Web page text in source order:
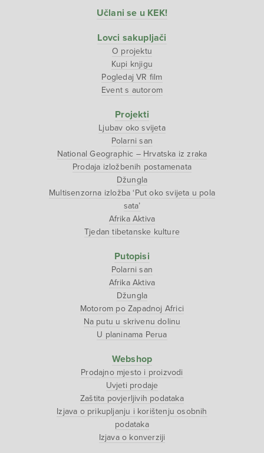
Učlani se u KEK!
Lovci sakupljači
O projektu
Kupi knjigu
Pogledaj VR film
Event s autorom
Projekti
Ljubav oko svijeta
Polarni san
National Geographic – Hrvatska iz zraka
Prodaja izložbenih postamenata
Džungla
Multisenzorna izložba ‘Put oko svijeta u pola
sata’
Afrika Aktiva
Tjedan tibetanske kulture
Putopisi
Polarni san
Afrika Aktiva
Džungla
Motorom po Zapadnoj Africi
Na putu u skrivenu dolinu
U planinama Perua
Webshop
Prodajno mjesto i proizvodi
Uvjeti prodaje
Zaštita povjerljivih podataka
Izjava o prikupljanju i korištenju osobnih
podataka
Izjava o konverziji